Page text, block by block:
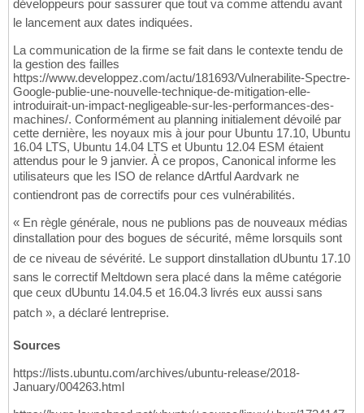
développeurs pour sassurer que tout va comme attendu avant
le lancement aux dates indiquées.
La communication de la firme se fait dans le contexte tendu de
la gestion des failles
https://www.developpez.com/actu/181693/Vulnerabilite-Spectre-
Google-publie-une-nouvelle-technique-de-mitigation-elle-
introduirait-un-impact-negligeable-sur-les-performances-des-
machines/. Conformément au planning initialement dévoilé par
cette dernière, les noyaux mis à jour pour Ubuntu 17.10, Ubuntu
16.04 LTS, Ubuntu 14.04 LTS et Ubuntu 12.04 ESM étaient
attendus pour le 9 janvier. À ce propos, Canonical informe les
utilisateurs que les ISO de relance dArtful Aardvark ne
contiendront pas de correctifs pour ces vulnérabilités.
« En règle générale, nous ne publions pas de nouveaux médias
dinstallation pour des bogues de sécurité, même lorsquils sont
de ce niveau de sévérité. Le support dinstallation dUbuntu 17.10
sans le correctif Meltdown sera placé dans la même catégorie
que ceux dUbuntu 14.04.5 et 16.04.3 livrés eux aussi sans
patch », a déclaré lentreprise.
Sources
https://lists.ubuntu.com/archives/ubuntu-release/2018-
January/004263.html